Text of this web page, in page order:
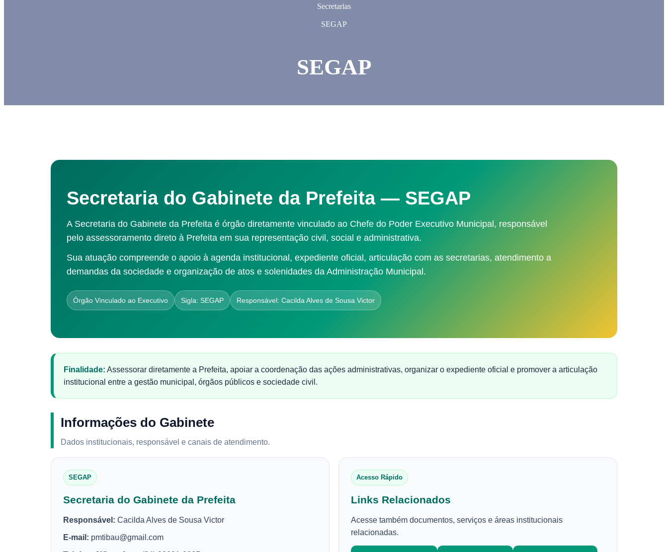
Secretarias
SEGAP
SEGAP
Secretaria do Gabinete da Prefeita — SEGAP
A Secretaria do Gabinete da Prefeita é órgão diretamente vinculado ao Chefe do Poder Executivo Municipal, responsável
pelo assessoramento direto à Prefeita em sua representação civil, social e administrativa.
Sua atuação compreende o apoio à agenda institucional, expediente oficial, articulação com as secretarias, atendimento a
demandas da sociedade e organização de atos e solenidades da Administração Municipal.
Órgão Vinculado ao Executivo Sigla: SEGAP Responsável: Cacilda Alves de Sousa Victor
Finalidade: Assessorar diretamente a Prefeita, apoiar a coordenação das ações administrativas, organizar o expediente oficial e promover a articulação
institucional entre a gestão municipal, órgãos públicos e sociedade civil.
Informações do Gabinete
Dados institucionais, responsável e canais de atendimento.
SEGAP
Secretaria do Gabinete da Prefeita
Responsável: Cacilda Alves de Sousa Victor
E-mail: pmtibau@gmail.com
Acesso Rápido
Links Relacionados
Acesse também documentos, serviços e áreas institucionais
relacionadas.